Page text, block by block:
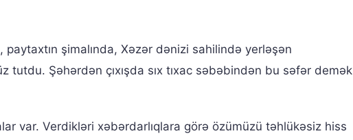
şimalında, Xəzər dənizi sahilində yerləşən
Şəhərdən çıxışda sıx tıxac səbəbindən bu səfər demək
var. Verdikləri xəbərdarlıqlara görə özümüzü təhlükəsiz hiss